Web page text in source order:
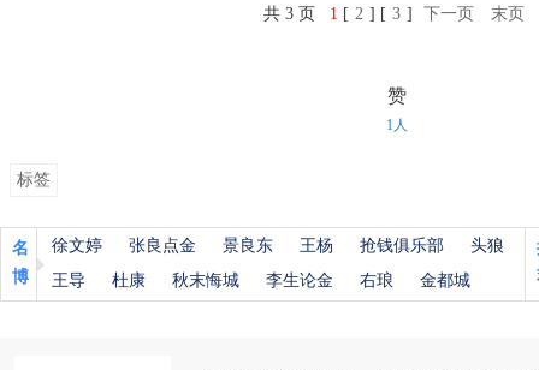
共 3 页 1 [ 2 ] [ 3 ] 下一页 末页
赞
1人
标签
名
博
徐文婷 张良点金 景良东 王杨 抢钱俱乐部
头狼
王导
杜康 秋末悔城 李生论金 右琅 金都城